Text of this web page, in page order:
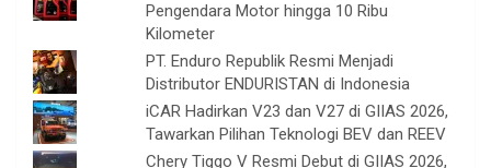
Pengendara Motor hingga 10 Ribu
Kilometer
PT. Enduro Republik Resmi Menjadi
Distributor ENDURISTAN di Indonesia
iCAR Hadirkan V23 dan V27 di GIIAS 2026,
Tawarkan Pilihan Teknologi BEV dan REEV
Chery Tiggo V Resmi Debut di GIIAS 2026,